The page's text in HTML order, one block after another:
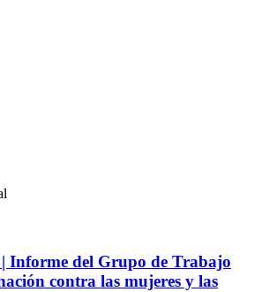
Informe del Grupo de Trabajo
contra las mujeres y las